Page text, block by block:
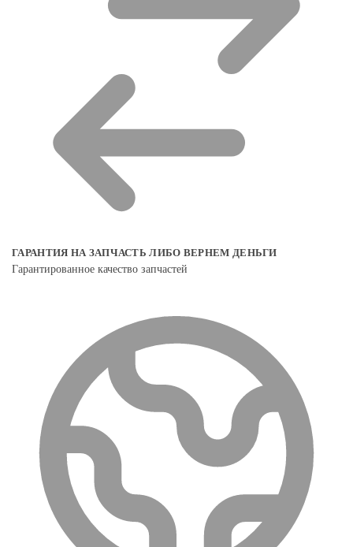
ГАРАНТИЯ НА ЗАПЧАСТЬ ЛИБО ВЕРНЕМ ДЕНЬГИ
Гарантированное качество запчастей